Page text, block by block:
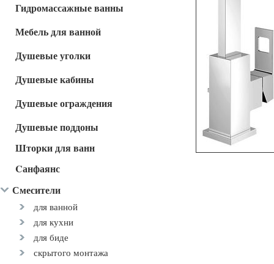
Гидромассажные ванны
Мебель для ванной
Душевые уголки
Душевые кабины
Душевые ограждения
Душевые поддоны
Шторки для ванн
Cанфаянс
Смесители
для ванной
для кухни
для биде
скрытого монтажа